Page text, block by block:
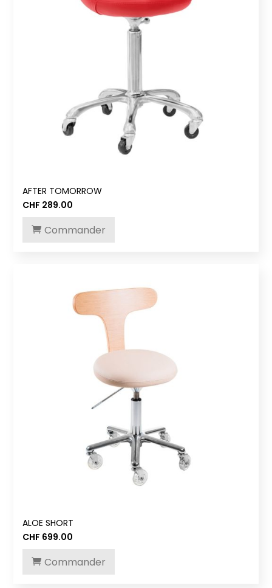
AFTER TOMORROW
CHF 289.00
Commander
ALOE SHORT
CHF 699.00
Commander